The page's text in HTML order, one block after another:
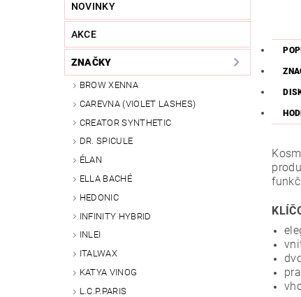
NOVINKY
AKCE
ZNAČKY
BROW XENNA
CAREVNA (VIOLET LASHES)
CREATOR SYNTHETIC
DR. SPICULE
ÉLAN
ELLA BACHÉ
HEDONIC
INFINITY HYBRID
INLEI
ITALWAX
KATYA VINOG
L.C.P.PARIS